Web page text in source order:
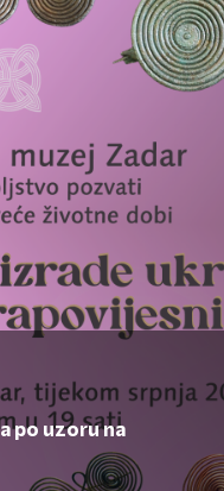
po uzoru na